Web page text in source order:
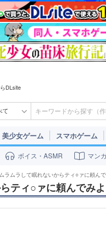
DLsite
て
美少女ゲーム スマホゲーム
ボイス・ASMR マン
ムラムラして眠れないからティ○ァに頼ん
ティ○ァに頼んでみ